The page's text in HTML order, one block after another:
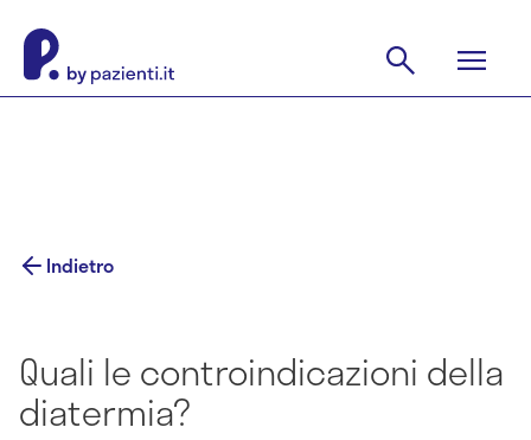
Indietro
Quali le controindicazioni della
diatermia?